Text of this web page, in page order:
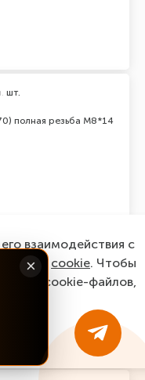
полная резьба М8*14
шт.
полная резьба М8*16
шт.
×
взаимодействия с
файлы cookie. Чтобы
cookie-файлов,